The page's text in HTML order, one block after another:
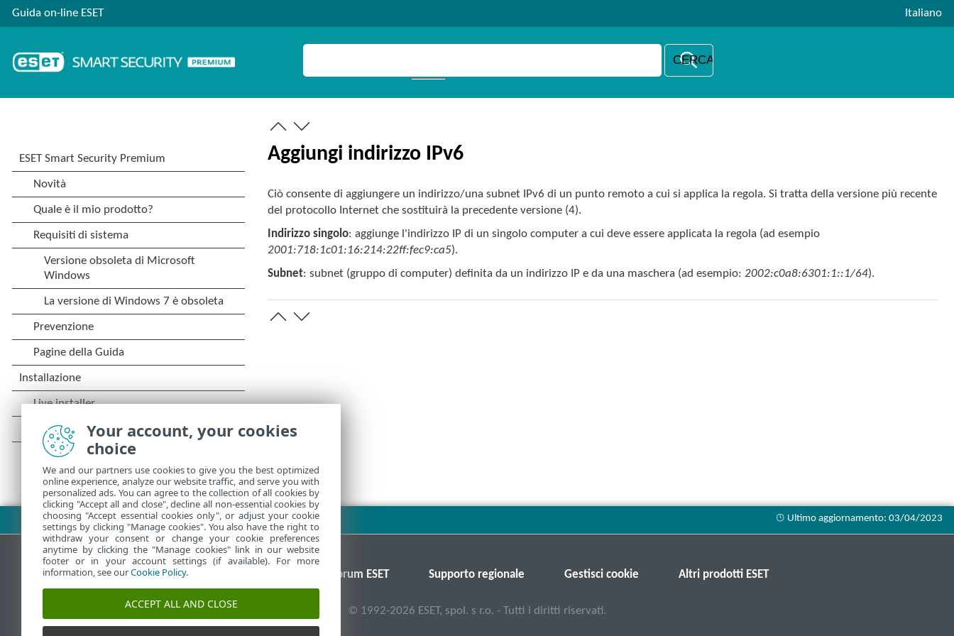
Guida on-line ESET Italiano
Aggiungi indirizzo IPv6
Ciò consente di aggiungere un indirizzo/una subnet IPv6 di un punto remoto a cui si applica la regola. Si tratta della versione più recente
del protocollo Internet che sostituirà la precedente versione (4).
Indirizzo singolo: aggiunge l'indirizzo IP di un singolo computer a cui deve essere applicata la regola (ad esempio
2001:718:1c01:16:214:22ff:fec9:ca5).
Subnet: subnet (gruppo di computer) definita da un indirizzo IP e da una maschera (ad esempio:2002:c0a8:6301:1::1/64).
Scarica PDF
ESET Knowledgebase Forum ESET Supporto regionale Gestisci cookie Altri prodotti ESET
© 1992-2026 ESET, spol. s r.o. - Tutti i diritti riservati.
Your account, your cookies
choice
We and our partners use cookies to give you the best optimized
online experience, analyze our website traffic, and serve you with
personalized ads. You can agree to the collection of all cookies by
clicking "Accept all and close", decline all non-essential cookies by
choosing "Accept essential cookies only", or adjust your cookie
settings by clicking "Manage cookies". You also have the right to
withdraw your consent or change your cookie preferences
anytime by clicking the "Manage cookies" link in our website
footer or in your account settings (if available). For more
information, see ourCookie Policy.
ACCEPT ALL AND CLOSE